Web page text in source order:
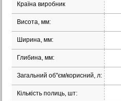
Країна виробник
Висота, мм:
Ширина, мм:
Глибина, мм:
Загальний об"єм/корисний, л:
Кількість полиць, шт: